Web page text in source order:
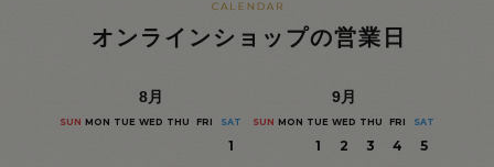
オンラインショップの営業日
8月
SUN MON TUE WED THU FRI SAT
1
9月
SUN MON TUE WED THU FRI SAT
1 2 3 4
5